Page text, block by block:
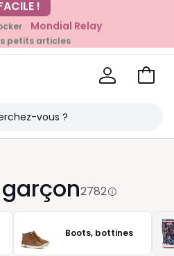
MOMENT
dès 39€*
la mode
Mondial Relay
petits articles
Voir
2782
Boots, bottines